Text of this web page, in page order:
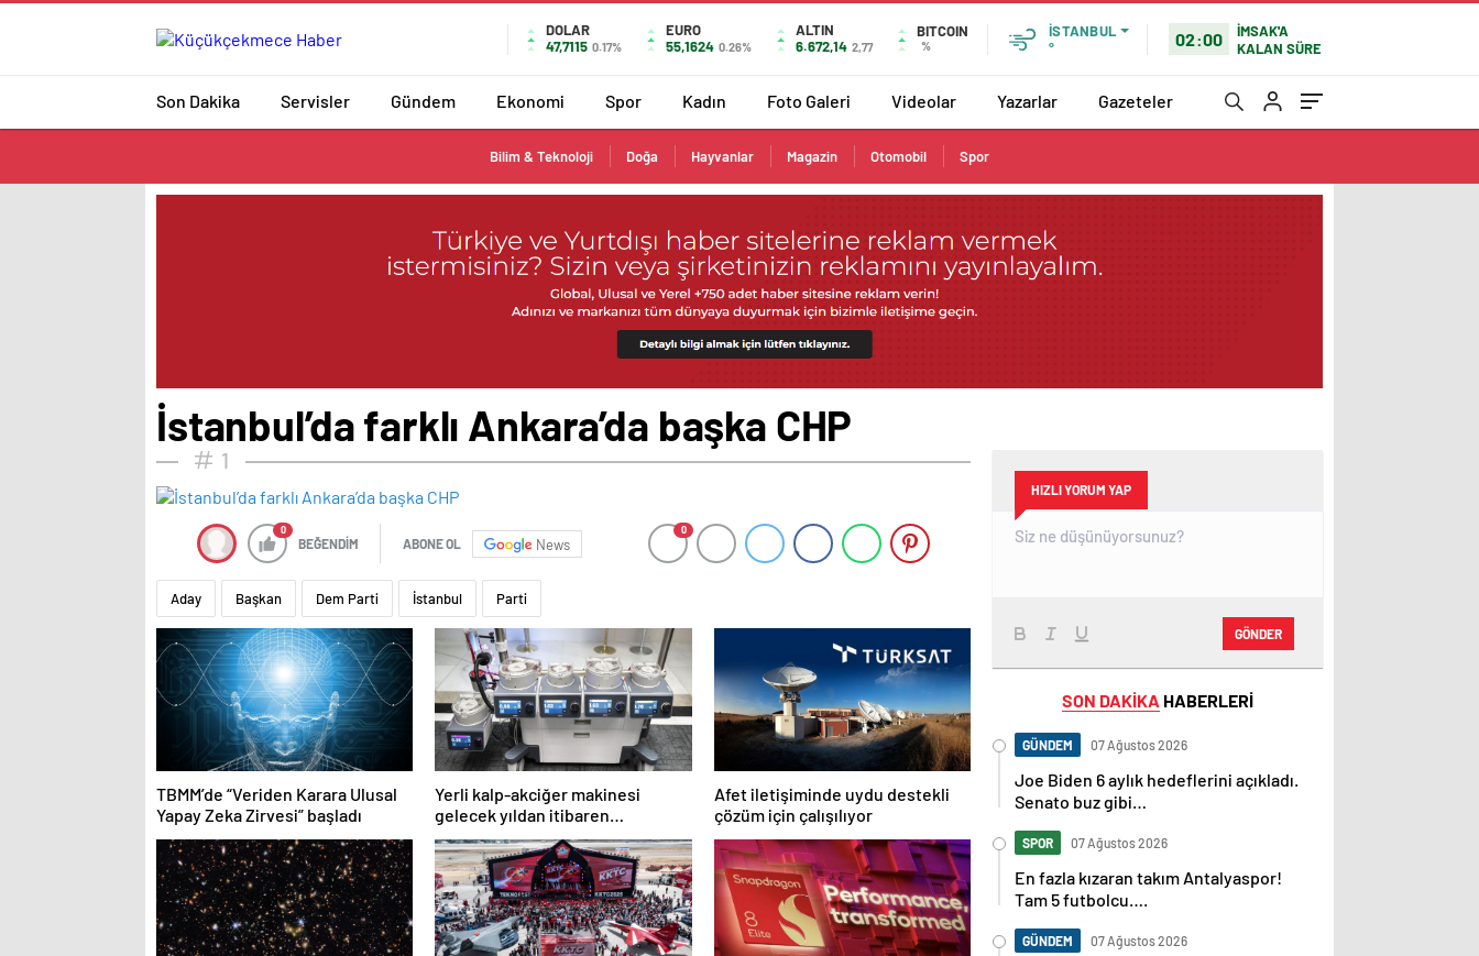
DOLAR
47,7115 0.17%
EURO
55,1624 0.26%
ALTIN
6.672,14 2,77
BITCOIN
%
İSTANBUL
°
02:00
İMSAK'A
KALAN SÜRE
Son Dakika Servisler Gündem Ekonomi Spor Kadın Foto Galeri Videolar Yazarlar Gazeteler
Bilim & Teknoloji Doğa Hayvanlar Magazin Otomobil Spor
İstanbul’da farklı Ankara’da başka CHP
1
0
BEĞENDİM ABONE OL News
0
Aday Başkan Dem Parti İstanbul Parti
TBMM’de “Veriden Karara Ulusal
Yapay Zeka Zirvesi” başladı
Yerli kalp-akciğer makinesi
gelecek yıldan itibaren
kullanılacak
Afet iletişiminde uydu destekli
çözüm için çalışılıyor
HIZLI YORUM YAP
GÖNDER
SON DAKİKA HABERLERİ
GÜNDEM 07 Ağustos 2026
Joe Biden 6 aylık hedeflerini açıkladı.
Senato buz gibi…
SPOR 07 Ağustos 2026
En fazla kızaran takım Antalyaspor!
Tam 5 futbolcu….
GÜNDEM 07 Ağustos 2026